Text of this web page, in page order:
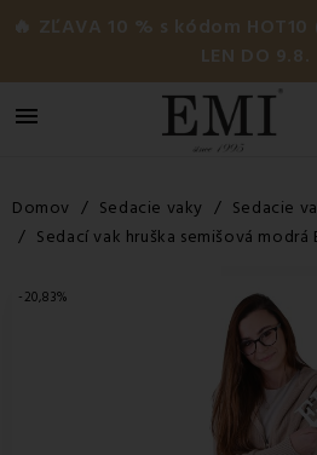
🔥 ZĽAVA 10 % s kódom
LEN DO 9.8.

Domov Sedacie vaky
Sedacie
Sedací vak hruška semišová modrá
-20,83%